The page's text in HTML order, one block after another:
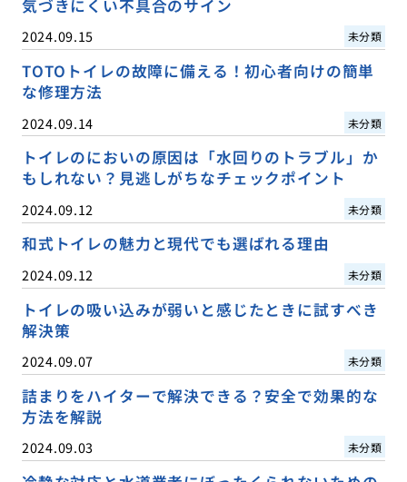
気づきにくい不具合のサイン
2024.09.15 未分類
TOTOトイレの故障に備える！初心者向けの簡単
な修理方法
2024.09.14 未分類
トイレのにおいの原因は「水回りのトラブル」か
もしれない？見逃しがちなチェックポイント
2024.09.12 未分類
和式トイレの魅力と現代でも選ばれる理由
2024.09.12 未分類
トイレの吸い込みが弱いと感じたときに試すべき
解決策
2024.09.07 未分類
詰まりをハイターで解決できる？安全で効果的な
方法を解説
2024.09.03 未分類